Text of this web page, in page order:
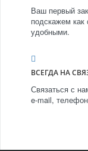
Ваш первый
подскажем как
удобными.
ВСЕГДА НА
Связаться с
e-mail,